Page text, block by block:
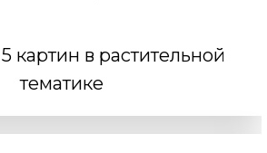
картин в растительной
тематике